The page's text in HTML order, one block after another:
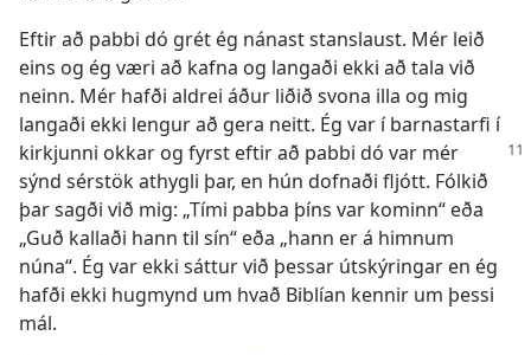
Eftir að pabbi dó grét ég nánast stanslaust. Mér leið
eins og ég væri að kafna og langaði ekki að tala við
neinn. Mér hafði aldrei áður liðið svona illa og mig
langaði ekki lengur að gera neitt. Ég var í barnastarfi í
kirkjunni okkar og fyrst eftir að pabbi dó var mér
sýnd sérstök athygli þar, en hún dofnaði fljótt. Fólkið
þar sagði við mig: „Tími pabba þíns var kominn“ eða
„Guð kallaði hann til sín“ eða „hann er á himnum
núna“. Ég var ekki sáttur við þessar útskýringar en ég
hafði ekki hugmynd um hvað Biblían kennir um þessi
mál.